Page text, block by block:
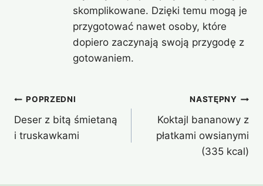
skomplikowane. Dzięki temu mogą je
przygotować nawet osoby, które
dopiero zaczynają swoją przygodę z
gotowaniem.
Nawigacja
wpisu
POPRZEDNI
Deser z bitą śmietaną
i truskawkami
NASTĘPNY
Koktajl bananowy z
płatkami owsianymi
(335 kcal)